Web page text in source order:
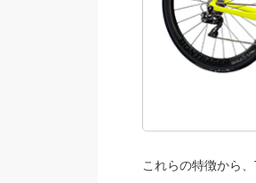
これらの特徴から